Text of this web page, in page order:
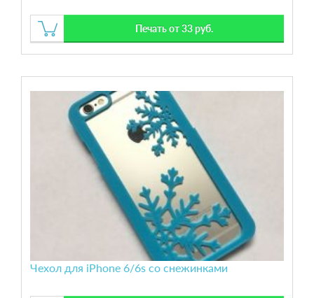
Печать от 33 руб.
Чехол для iPhone 6/6s со снежинками